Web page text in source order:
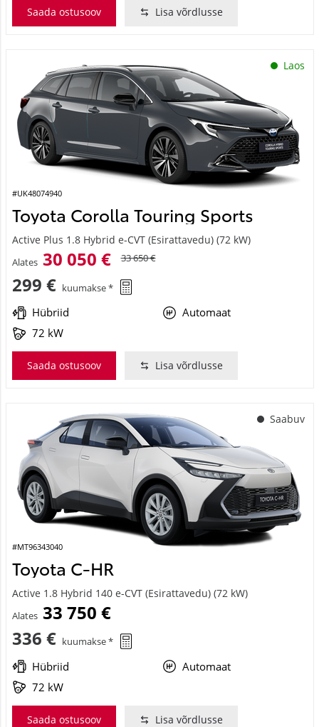
Saada ostusoov Lisa võrdlusse
Laos
#UK48074940
Toyota Corolla Touring Sports
Active Plus 1.8 Hybrid e-CVT (Esirattavedu) (72 kW)
Alates 30 050 € 33 650 €
299 € kuumakse *
Hübriid
Automaat
72 kW
Saada ostusoov Lisa võrdlusse
Saabuv
#MT96343040
Toyota C-HR
Active 1.8 Hybrid 140 e-CVT (Esirattavedu) (72 kW)
Alates 33 750 €
336 € kuumakse *
Hübriid
Automaat
72 kW
Saada ostusoov Lisa võrdlusse